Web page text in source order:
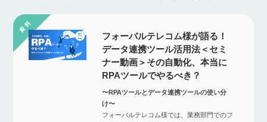
フォーバルテレコム様が語る！
データ連携ツール活用法＜セミ
ナー動画＞その自動化、本当に
RPAツールでやるべき？
〜RPAツールとデータ連携ツールの使い分
け〜
フォーバルテレコム様では、業務部門でのフ